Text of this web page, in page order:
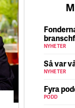
NYHETER
Så var
NYHETER
Fyra
PODD